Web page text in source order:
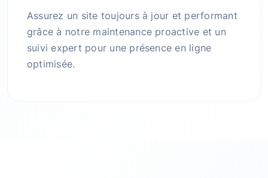
Assurez un site toujours à jour et performant
grâce à notre maintenance proactive et un
suivi expert pour une présence en ligne
optimisée.